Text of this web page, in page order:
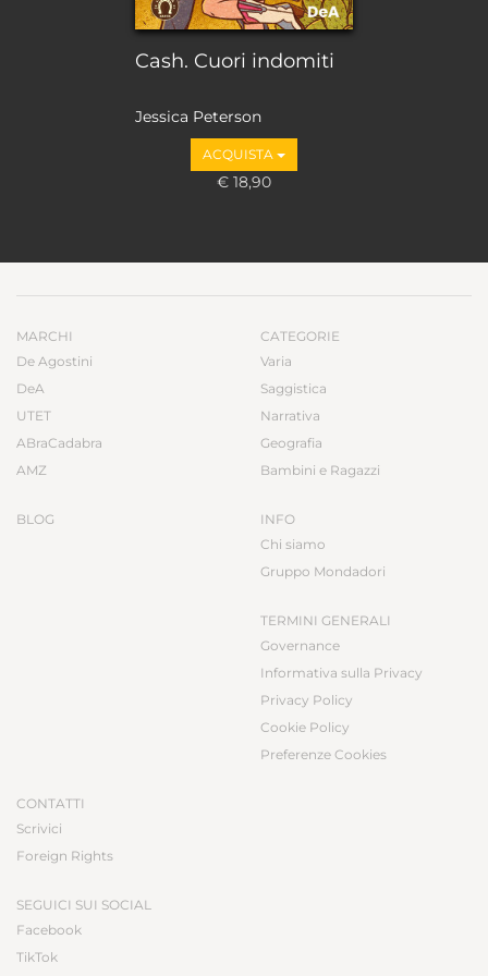
Cash. Cuori indomiti
Jessica Peterson
ACQUISTA
€ 18,90
MARCHI
De Agostini
DeA
UTET
ABraCadabra
AMZ
BLOG
CATEGORIE
Varia
Saggistica
Narrativa
Geografia
Bambini e Ragazzi
INFO
Chi siamo
Gruppo Mondadori
TERMINI GENERALI
Governance
Informativa sulla Privacy
Privacy Policy
Cookie Policy
Preferenze Cookies
CONTATTI
Scrivici
Foreign Rights
SEGUICI SUI SOCIAL
Facebook
TikTok